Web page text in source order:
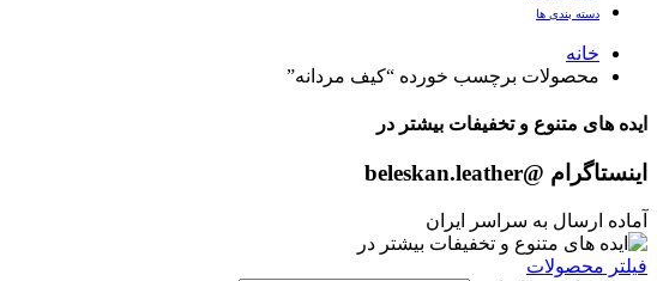
دسته بندی ها
خانه
محصولات برچسب خورده “کیف مردانه”
ایده های متنوع و تخفیفات بیشتر در
اینستاگرام @beleskan.leather
آماده ارسال به سراسر ایران
فیلتر محصولات